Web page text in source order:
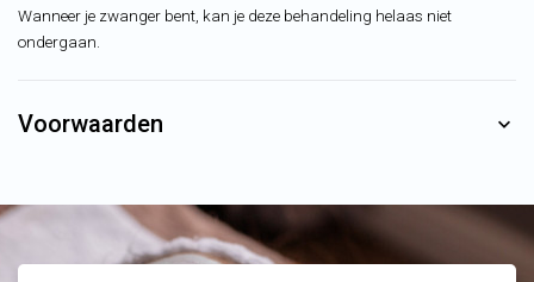
Wanneer je zwanger bent, kan je deze behandeling helaas niet
ondergaan.
Voorwaarden